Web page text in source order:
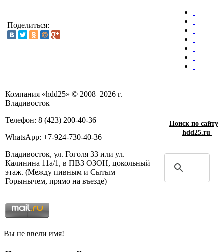
Поделиться:
Компания «hdd25» © 2008–2026 г.
Владивосток
Телефон: 8 (423) 200-40-36
WhatsApp: +7-924-730-40-36
Владивосток, ул. Гоголя 33 или ул.
Калинина 11а/1, в ПВЗ ОЗОН, цокольный
этаж. (Между пивным и Сытым
Горынычем, прямо на въезде)
Поиск по сайту
hdd25.ru
Вы не ввели имя!